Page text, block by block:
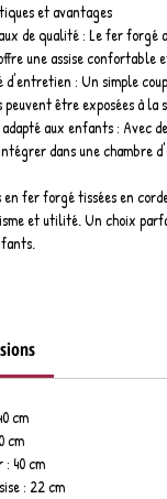
et avantages
de qualité : Le fer forgé
une assise confortable
d'entretien : Un simple
peuvent être exposées à
aux enfants : Avec
dans une chambre
en fer forgé tissées en
et utilité. Un choix
cm
cm
40 cm
: 22 cm